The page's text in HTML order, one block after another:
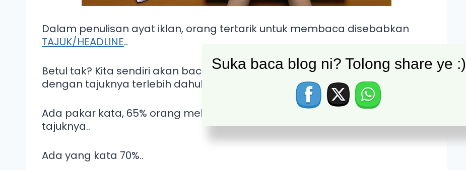
Dalam penulisan ayat iklan, orang tertarik untuk membaca disebabkan
TAJUK/HEADLINE..
Betul tak? Kita sendiri akan baca ayat-ayat iklan apabila kita tertarik
dengan tajuknya terlebih dahulu..
Ada pakar kata, 65% orang melekat dengan sesuatu iklan disebabkan
tajuknya..
Ada yang kata 70%..
Suka baca blog ni? Tolong share ye :)